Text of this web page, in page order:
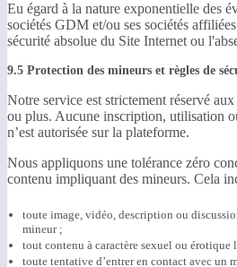
Eu égard à la nature exponentielle des
sociétés GDM et/ou ses sociétés
sécurité absolue du Site Internet ou
9.5 Protection des mineurs et règles de
Notre service est strictement réservé
ou plus. Aucune inscription, utilisation
n’est autorisée sur la plateforme.
Nous appliquons une tolérance zéro
contenu impliquant des mineurs. Cela
toute image, vidéo, description ou
mineur ;
tout contenu à caractère sexuel ou érotique
toute tentative d’entrer en contact avec un